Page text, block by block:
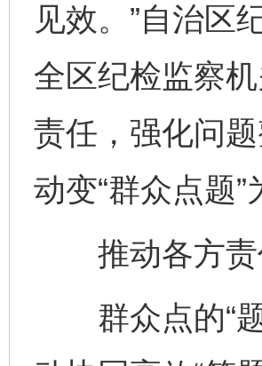
见效。”自治区
全区纪检监察
责任，强化问
动变“群众点题”
推动各方责
群众点的“题